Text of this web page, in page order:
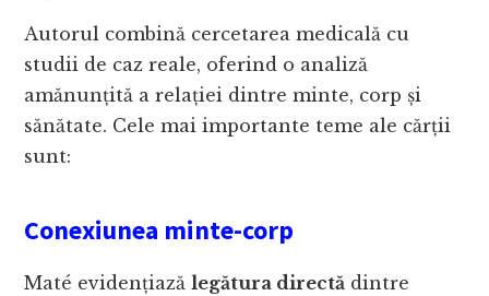
Autorul combină cercetarea medicală cu
studii de caz reale, oferind o analiză
amănunțită a relației dintre minte, corp și
sănătate. Cele mai importante teme ale cărții
sunt:
Conexiunea minte-corp
Maté evidențiazălegătura directă dintre